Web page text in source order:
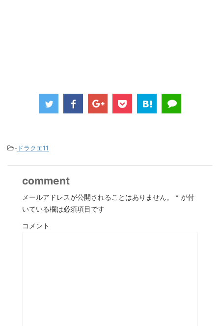
- ドラクエ11
comment
メールアドレスが公開されることはありません。 * が付
いている欄は必須項目です
コメント